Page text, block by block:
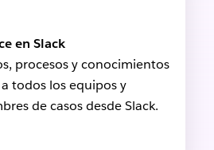
en Slack
procesos y conocimientos
todos los equipos y
de casos desde Slack.